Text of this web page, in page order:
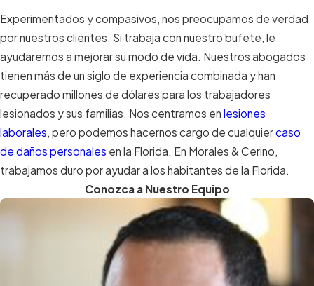
Experimentados y compasivos, nos preocupamos de verdad
por nuestros clientes. Si trabaja con nuestro bufete, le
ayudaremos a mejorar su modo de vida. Nuestros abogados
tienen más de un siglo de experiencia combinada y han
recuperado millones de dólares para los trabajadores
lesionados y sus familias. Nos centramos en lesiones
laborales, pero podemos hacernos cargo de cualquiercaso
de daños personales en la Florida. En Morales & Cerino,
trabajamos duro por ayudar a los habitantes de la Florida.
Conozca a Nuestro Equipo